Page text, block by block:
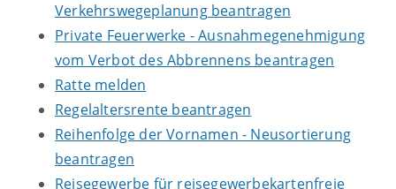
Verkehrswegeplanung beantragen
Private Feuerwerke - Ausnahmegenehmigung
vom Verbot des Abbrennens beantragen
Ratte melden
Regelaltersrente beantragen
Reihenfolge der Vornamen - Neusortierung
beantragen
Reisegewerbe für reisegewerbekartenfreie